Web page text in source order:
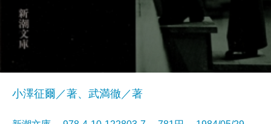
小澤征爾／著、武満徹／著